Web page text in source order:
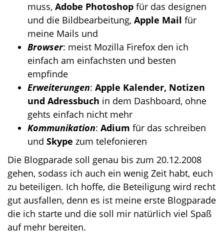
muss, Adobe Photoshop für das designen
und die Bildbearbeitung, Apple Mail für
meine Mails und
Browser: meist Mozilla Firefox den ich
einfach am einfachsten und besten
empfinde
Erweiterungen: Apple Kalender, Notizen
und Adressbuch in dem Dashboard, ohne
gehts einfach nicht mehr
Kommunikation: Adium für das schreiben
und Skype zum telefonieren
Die Blogparade soll genau bis zum 20.12.2008
gehen, sodass ich auch ein wenig Zeit habt, euch
zu beteiligen. Ich hoffe, die Beteiligung wird recht
gut ausfallen, denn es ist meine erste Blogparade
die ich starte und die soll mir natürlich viel Spaß
auf mehr bereiten.